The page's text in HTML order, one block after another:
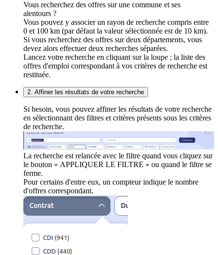
Vous recherchez des offres sur une commune et ses
alentours ?
Vous pouvez y associer un rayon de recherche compris entre
0 et 100 km (par défaut la valeur sélectionnée est de 10 km).
Si vous recherchez des offres sur deux départements, vous
devez alors effectuer deux recherches séparées.
Lancez votre recherche en cliquant sur la loupe ; la liste des
offres d'emploi correspondant à vos critères de recherche est
restituée.
2. Affiner les résultats de votre recherche
Si besoin, vous pouvez affiner les résultats de votre recherche
en sélectionnant des filtres et critères présents sous les critères
de recherche.
La recherche est relancée avec le filtre quand vous cliquez sur
le bouton « APPLIQUER LE FILTRE » ou quand le filtre se
ferme.
Pour certains d'entre eux, un compteur indique le nombre
d'offres correspondant.